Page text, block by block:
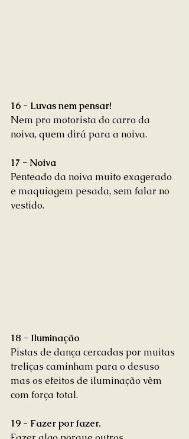
16 - Luvas nem pensar!
Nem pro motorista do carro da
noiva, quem dirá para a noiva.
17 - Noiva
Penteado da noiva muito exagerado
e maquiagem pesada, sem falar no
vestido.
18 - Iluminação
Pistas de dança cercadas por muitas
treliças caminham para o desuso
mas os efeitos de iluminação vêm
com força total.
19 - Fazer por fazer.